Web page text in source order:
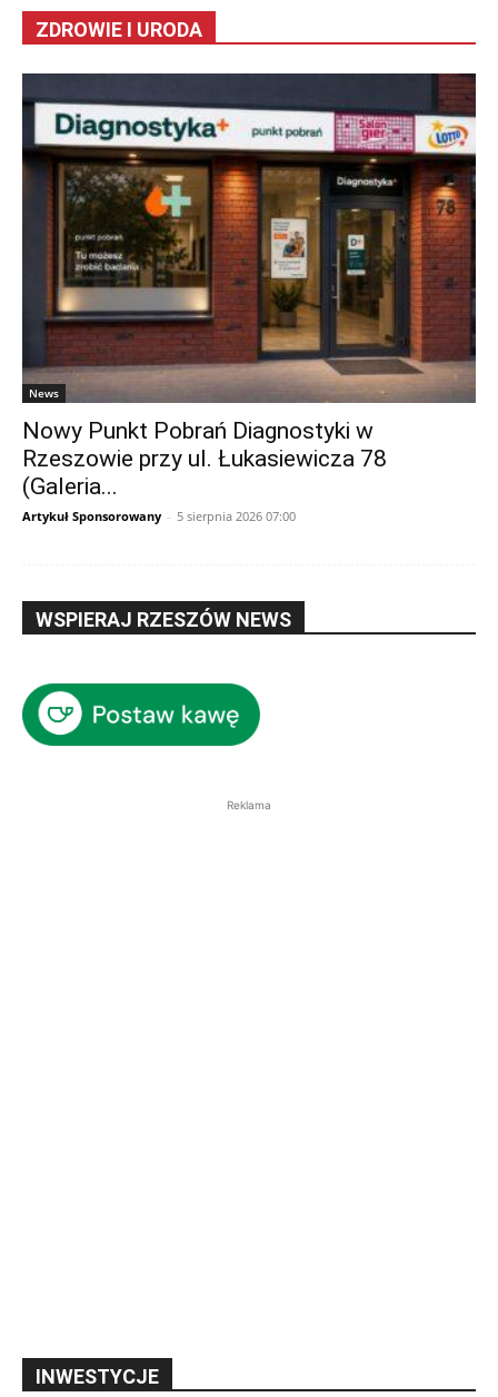
ZDROWIE I URODA
News
Nowy Punkt Pobrań Diagnostyki w
Rzeszowie przy ul. Łukasiewicza 78
(Galeria...
Artykuł Sponsorowany - 5 sierpnia 2026 07:00
WSPIERAJ RZESZÓW NEWS
Reklama
INWESTYCJE